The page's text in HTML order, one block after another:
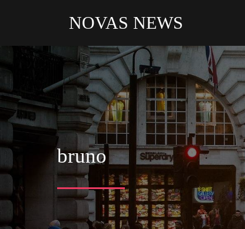
NOVAS NEWS
bruno